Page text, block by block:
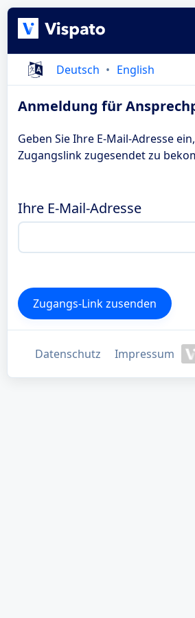
Deutsch English
Anmeldung für
Geben Sie Ihre E-Mail-Adresse
Zugangslink zugesendet zu
Ihre E-Mail-Adresse
Datenschutz Impressum